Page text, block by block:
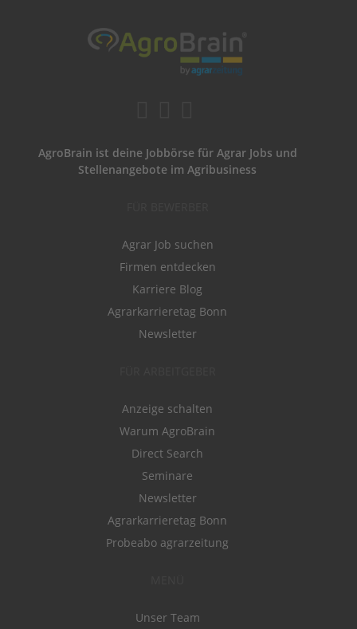
AgroBrain ist deine Jobbörse für Agrar Jobs und
Stellenangebote im Agribusiness
Agrar Job suchen
Firmen entdecken
Karriere Blog
Agrarkarrieretag Bonn
Newsletter
Anzeige schalten
Warum AgroBrain
Direct Search
Seminare
Newsletter
Agrarkarrieretag Bonn
Probeabo agrarzeitung
Unser Team